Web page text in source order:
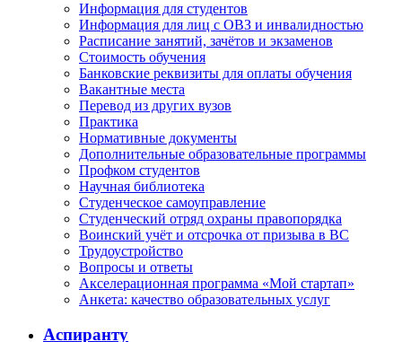
Информация для студентов
Информация для лиц с ОВЗ и инвалидностью
Расписание занятий, зачётов и экзаменов
Стоимость обучения
Банковские реквизиты для оплаты обучения
Вакантные места
Перевод из других вузов
Практика
Нормативные документы
Дополнительные образовательные программы
Профком студентов
Научная библиотека
Студенческое самоуправление
Студенческий отряд охраны правопорядка
Воинский учёт и отсрочка от призыва в ВС
Трудоустройство
Вопросы и ответы
Акселерационная программа «Мой стартап»
Анкета: качество образовательных услуг
Аспиранту